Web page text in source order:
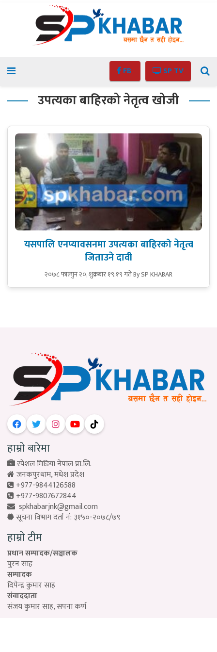
FB SP TV
उपत्यका बाहिरको नेतृत्व खोजी
यसपालि एनप्यावसनमा उपत्यका बाहिरको नेतृत्व
जिताउने दावी
२०७८ फाल्गुन २०, शुक्रबार १९:१९ गतेBy SP KHABAR
हाम्रो बारेमा
स्पेशल मिडिया नेपाल प्रा.लि.
जनकपुरधाम, मधेश प्रदेश
+977-9844126588
+977-9807672844
spkhabarjnk@gmail.com
सूचना विभाग दर्ता नं: ३१५०-२०७८/७९
हाम्रो टीम
प्रधान सम्पादक/सञ्चालक
पुरन साह
सम्पादक
दिपेन्द्र कुमार साह
संवाददाता
संजय कुमार साह, सपना कर्ण